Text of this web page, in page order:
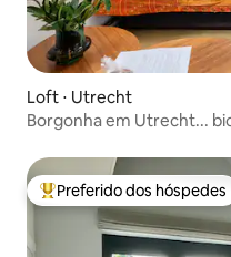
Loft ⋅ Utrecht
Borgonha em Utrecht...
Entre os melhores
Preferido dos hóspedes